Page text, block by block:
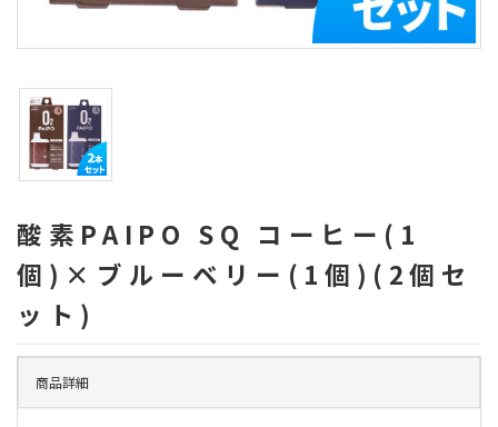
酸素PAIPO SQ コーヒー(1
個)×ブルーベリー(1個)(2個セ
ット)
商品詳細